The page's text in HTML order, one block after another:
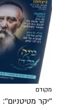
מקודם
''יקר